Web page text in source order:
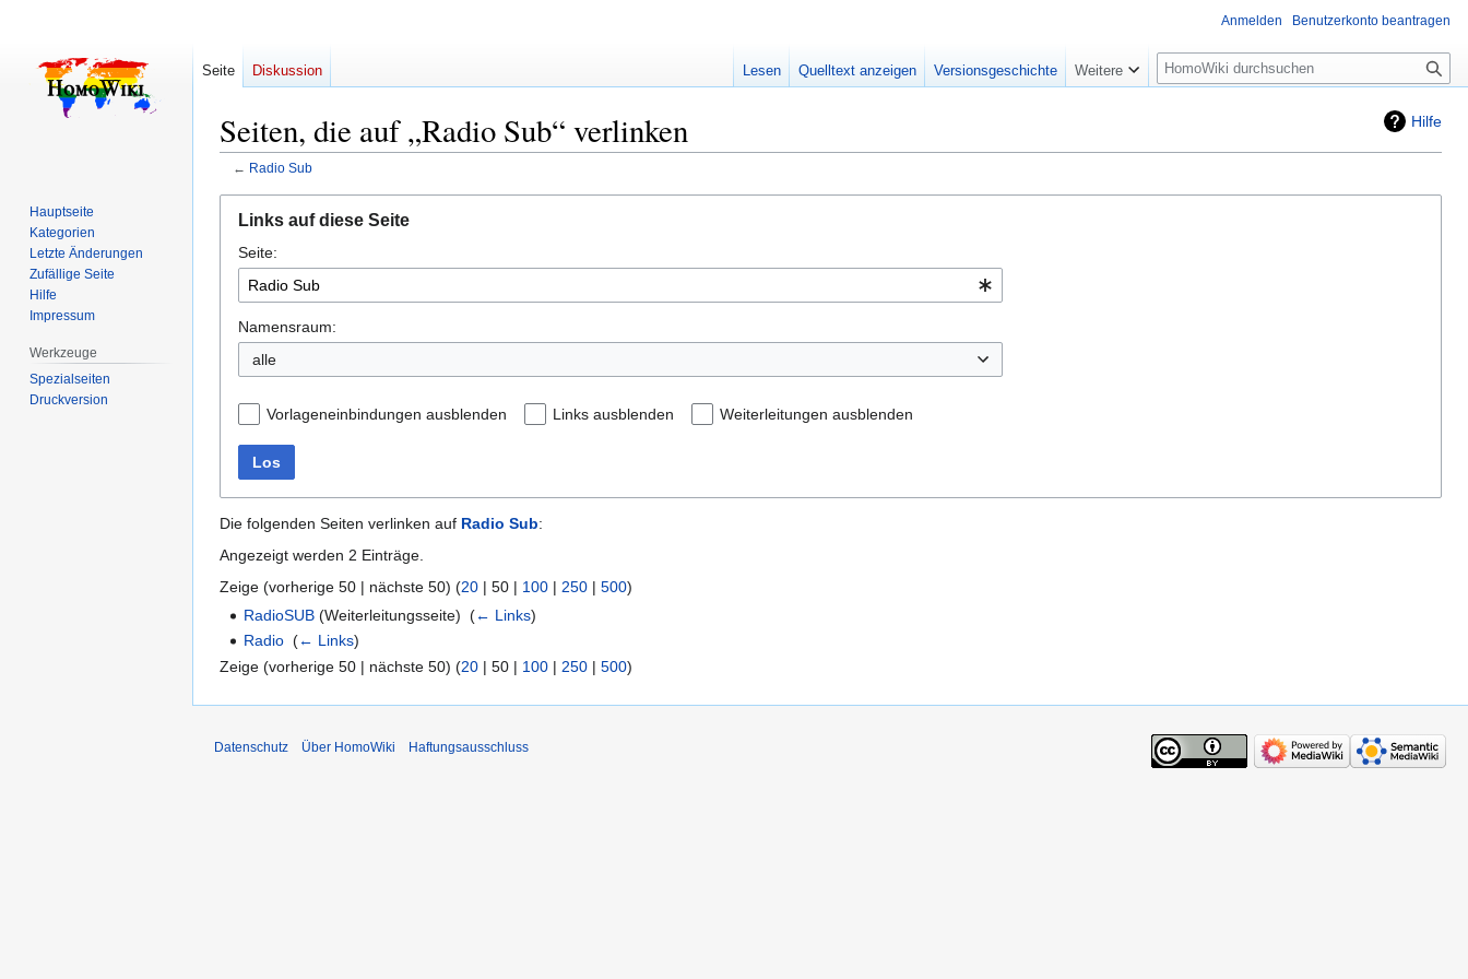
Hilfe
Seiten, die auf „Radio Sub“ verlinken
← Radio Sub
Navigation
springen
Suche
springen
Links auf diese Seite
Seite:
Namensraum:
alle
Vorlageneinbindungen ausblenden Links ausblenden Weiterleitungen ausblenden
Los
Die folgenden Seiten verlinken auf Radio Sub:
Angezeigt werden 2 Einträge.
Zeige (vorherige 50 | nächste 50) (20 | 50 | 100 | 250 | 500)
RadioSUB (Weiterleitungsseite) ‎(← Links)
Radio ‎(← Links)
Zeige (vorherige 50 | nächste 50) (20 | 50 | 100 | 250 | 500)
Anmelden Benutzerkonto beantragen
Seite Diskussion Lesen Quelltext anzeigen Versionsgeschichte Weitere
Suche
Hauptseite
Kategorien
Letzte Änderungen
Zufällige Seite
Hilfe
Impressum
Werkzeuge
Spezialseiten
Druckversion
Datenschutz Über HomoWiki Haftungsausschluss